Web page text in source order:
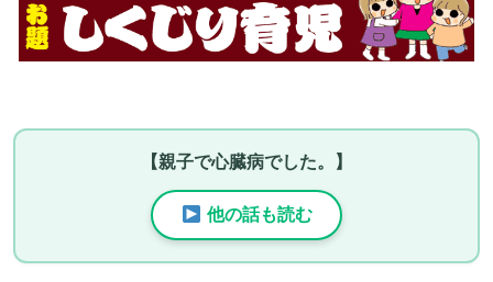
【親子で心臓病でした。】
他の話も読む